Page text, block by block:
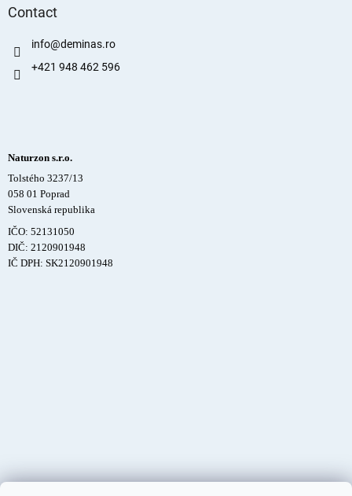
Contact
info@deminas.ro
+421 948 462 596
Naturzon s.r.o.
Tolstého 3237/13
058 01 Poprad
Slovenská republika
IČO: 52131050
DIČ: 2120901948
IČ DPH: SK2120901948